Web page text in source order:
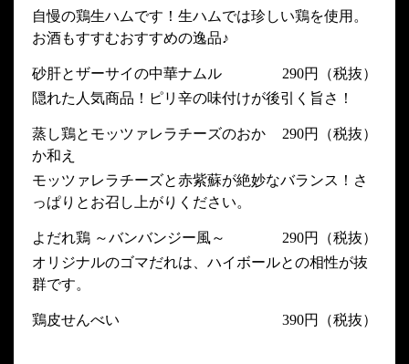
自慢の鶏生ハムです！生ハムでは珍しい鶏を使用。
お酒もすすむおすすめの逸品♪
砂肝とザーサイの中華ナムル
290円（税抜）
隠れた人気商品！ピリ辛の味付けが後引く旨さ！
蒸し鶏とモッツァレラチーズのおか
か和え
290円（税抜）
モッツァレラチーズと赤紫蘇が絶妙なバランス！さ
っぱりとお召し上がりください。
よだれ鶏 ～バンバンジー風～
290円（税抜）
オリジナルのゴマだれは、ハイボールとの相性が抜
群です。
鶏皮せんべい 390円（税抜）